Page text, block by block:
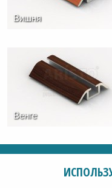
Вишня
Венге